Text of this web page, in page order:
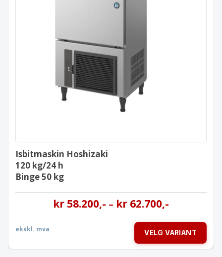
Isbitmaskin Hoshizaki
120 kg/24 h
Binge 50 kg
Isbitmaskin Hoshizaki
120 kg/24 h
Binge 50 kg
kr 58.200,- – kr 62.700,-
ekskl. mva VELG VARIANT